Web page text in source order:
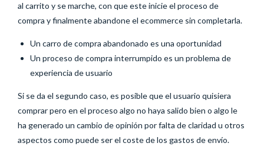
al carrito y se marche, con que este inicie el proceso de
compra y finalmente abandone el ecommerce sin completarla.
Un carro de compra abandonado es una oportunidad
Un proceso de compra interrumpido es un problema de
experiencia de usuario
Si se da el segundo caso, es posible que el usuario quisiera
comprar pero en el proceso algo no haya salido bien o algo le
ha generado un cambio de opinión por falta de claridad u otros
aspectos como puede ser el coste de los gastos de envío.